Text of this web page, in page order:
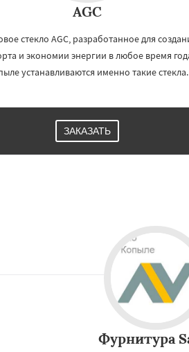
AGC
стекло AGC, разработанное для
и экономии энергии в любое время
устанавливаются именно такие стекла.
ЗАКАЗАТЬ
Фурнитура